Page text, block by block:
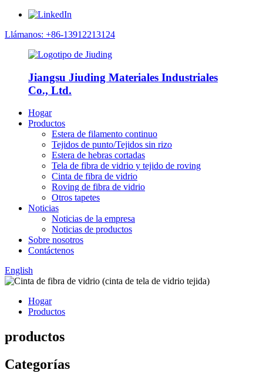
Llámanos: +86-13912213124
Jiangsu Jiuding Materiales Industriales
Co., Ltd.
Hogar
Productos
Estera de filamento continuo
Tejidos de punto/Tejidos sin rizo
Estera de hebras cortadas
Tela de fibra de vidrio y tejido de roving
Cinta de fibra de vidrio
Roving de fibra de vidrio
Otros tapetes
Noticias
Noticias de la empresa
Noticias de productos
Sobre nosotros
Contáctenos
English
Hogar
Productos
productos
Categorías